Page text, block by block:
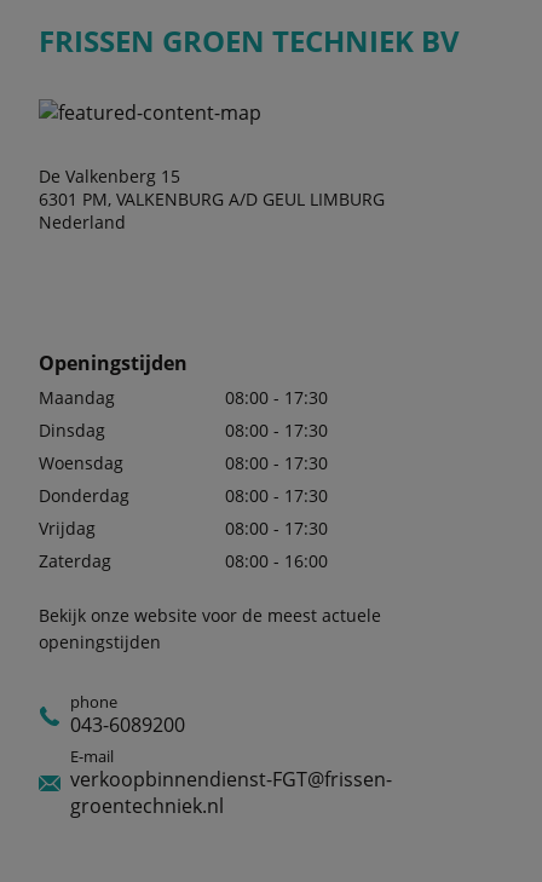
FRISSEN GROEN TECHNIEK BV
De Valkenberg 15
6301 PM, VALKENBURG A/D GEUL LIMBURG
Nederland
Openingstijden
Maandag
08:00 - 17:30
Dinsdag
08:00 - 17:30
Woensdag
08:00 - 17:30
Donderdag
08:00 - 17:30
Vrijdag
08:00 - 17:30
Zaterdag
08:00 - 16:00
Bekijk onze website voor de meest actuele
openingstijden
phone
043-6089200
E-mail
verkoopbinnendienst-FGT@frissen-
groentechniek.nl